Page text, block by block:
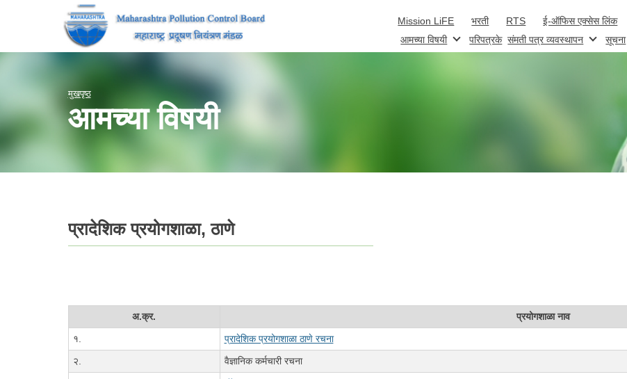
Mission LiFE भरती RTS ई-ऑफिस एक्सेस लिंक
आमच्या विषयी परिपत्रके संमती पत्र व्यवस्थापन सूचना
मुखपृष्ठ
आमच्या विषयी
प्रादेशिक प्रयोगशाळा, ठाणे
अ.क्र.
प्रयोगशाळा नाव
१.
प्रादेशिक प्रयोगशाळा ठाणे रचना
२.
वैज्ञानिक कर्मचारी रचना